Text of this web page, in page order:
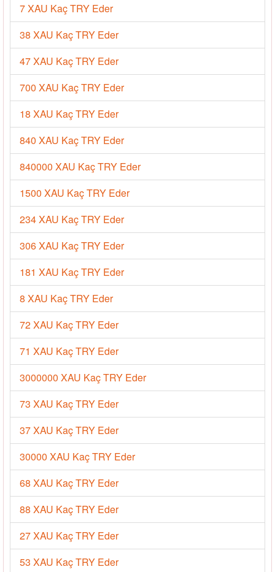
7 XAU Kaç TRY Eder
38 XAU Kaç TRY Eder
47 XAU Kaç TRY Eder
700 XAU Kaç TRY Eder
18 XAU Kaç TRY Eder
840 XAU Kaç TRY Eder
840000 XAU Kaç TRY Eder
1500 XAU Kaç TRY Eder
234 XAU Kaç TRY Eder
306 XAU Kaç TRY Eder
181 XAU Kaç TRY Eder
8 XAU Kaç TRY Eder
72 XAU Kaç TRY Eder
71 XAU Kaç TRY Eder
3000000 XAU Kaç TRY Eder
73 XAU Kaç TRY Eder
37 XAU Kaç TRY Eder
30000 XAU Kaç TRY Eder
68 XAU Kaç TRY Eder
88 XAU Kaç TRY Eder
27 XAU Kaç TRY Eder
53 XAU Kaç TRY Eder